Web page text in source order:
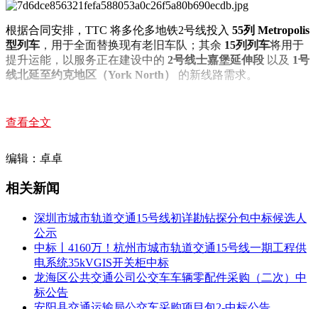
根据合同安排，TTC 将多伦多地铁2号线投入 55列 Metropolis
型列车 ，用于全面替换现有老旧车队；其余 15列列车将用于
提升运能，以服务正在建设中的 2号线士嘉堡延伸段 以及 1号
线北延至约克地区（York North）
的新线路需求。
将在其 桑德贝（Thunder Bay）
在金斯顿（
拿大联邦政府“购买加拿大（Buy Canadian）”新政策实施后的
，其中600多个岗位来自阿尔斯通，并将带动超过1700个间
接就业机会
阿尔斯通表示，新一代 Metropolis 地铁列车采用了多项
，包括先进的牵引系统、智能空调控制技术，以及基于虚
拟现实（VR）的设计工具，可在列车全生命周期内显著提升
可持续性并降低环境影响。此外，列车还将配备节能照明系
查看全文
编辑：卓卓
相关新闻
深圳市城市轨道交通15号线初详勘钻探分包中标候选人
公示
中标丨4160万！杭州市城市轨道交通15号线一期工程供
电系统35kVGIS开关柜中标
龙海区公共交通公司公交车车辆零配件采购（二次）中
标公告